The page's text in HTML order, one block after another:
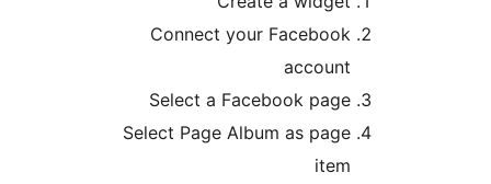
Connect your
Select a Facebook
Select Page Album as